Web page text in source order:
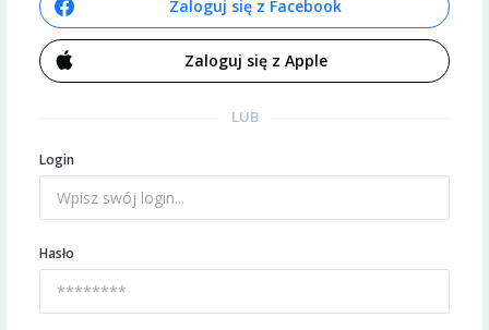
Zaloguj się z Facebook
Zaloguj się z Apple
LUB
Login
Hasło